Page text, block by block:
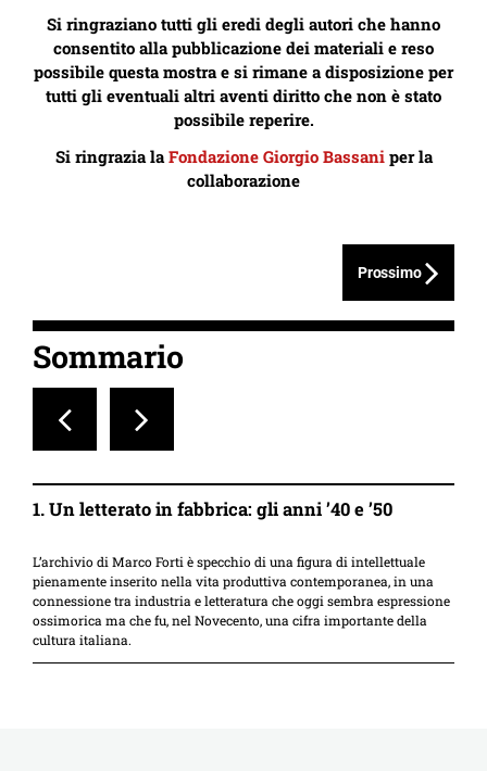
Si ringraziano tutti gli eredi degli autori che hanno
consentito alla pubblicazione dei materiali e reso
possibile questa mostra e si rimane a disposizione per
tutti gli eventuali altri aventi diritto che non è stato
possibile reperire.
Si ringrazia laFondazione Giorgio Bassaniper la
collaborazione
Prossimo
Sommario
1. Un letterato in fabbrica: gli anni ’40 e ’50
L’archivio di Marco Forti è specchio di una figura di intellettuale
pienamente inserito nella vita produttiva contemporanea, in una
connessione tra industria e letteratura che oggi sembra espressione
ossimorica ma che fu, nel Novecento, una cifra importante della
cultura italiana.